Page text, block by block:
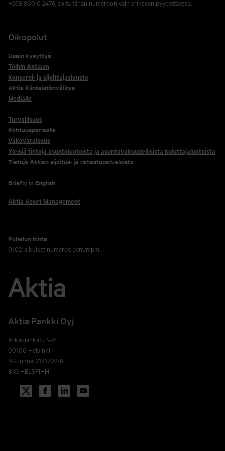
+358 800 0 2476, soita tähän numeroon vain erikseen pyydettäessä.
Oikopolut
Usein kysyttyä
Töihin Aktiaan
Konserni- ja sijoittajasivusto
Aktia Kiinteistönvälitys
Medialle
Turvallisuus
Kohtuusperiaate
Vakavaraisuus
Yleisiä tietoja asuntoluotoista ja asuntovakuudellisista kuluttajaluotoista
Tietoja Aktian sijoitus- ja rahastopalveluista
Briefly in English
Aktia Asset Management
Puhelun hinta
0102-alkuiset numerot: pvm/mpm.
Aktia Pankki Oyj
Arkadiankatu 4-6
00100 Helsinki
Y-tunnus: 2181702-8
BIC: HELSFIHH